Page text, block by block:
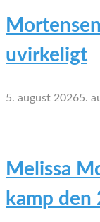
uvirkeligt
5. august 20265.
Melissa
kamp den